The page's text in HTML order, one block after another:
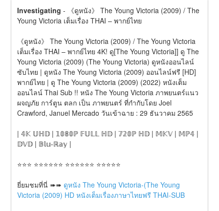
Investigating -
《ดูหนัง》 The Young Victoria (2009) / The
Young Victoria เต็มเรื่อง THAI – พากย์ไทย
《ดูหนัง》 The Young Victoria (2009) / The Young Victoria
เต็มเรื่อง THAI – พากย์ไทย 4K! ดู[The Young Victoria]] ดู The
Young Victoria (2009) (The Young Victoria) ดูหนังออนไลน์
ซับไทย | ดูหนัง The Young Victoria (2009) ออนไลน์ฟรี [HD]
พากย์ไทย | ดู The Young Victoria (2009) (2022) หนังเต็ม
ออนไลน์ Thai Sub !! หนัง The Young Victoria ภาพยนตร์แนว
ผจญภัย การ์ตูน ตลก เป็น ภาพยนตร์ ที่กำกับโดย Joel
Crawford, Januel Mercado วันเข้าฉาย : 29 ธันวาคม 2565
| 𝟜𝕂 𝕌ℍ𝔻 | 𝟙𝟘𝟠𝟘ℙ 𝔽𝕌𝕃𝕃 ℍ𝔻 | 𝟟𝟚𝟘ℙ ℍ𝔻 | 𝕄𝕂𝕍 | 𝕄ℙ𝟜 |
𝔻𝕍𝔻 | 𝔹𝕝𝕦-ℝ𝕒𝕪 |
⭐⭐⭐ ⭐⭐⭐⭐⭐⭐ ⭐⭐⭐⭐⭐⭐ ⭐⭐⭐⭐⭐
ยี่ยมชมที่นี่ ➠➠ ดูหนัง The Young Victoria-(The Young
Victoria (2009) HD หนังเต็มเรื่องภาษาไทยฟรี THAI-SUB